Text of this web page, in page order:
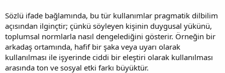
Sözlü ifade bağlamında, bu tür kullanımlar pragmatik dilbilim
açısından ilginçtir; çünkü söyleyen kişinin duygusal yükünü,
toplumsal normlarla nasıl dengelediğini gösterir. Örneğin bir
arkadaş ortamında, hafif bir şaka veya uyarı olarak
kullanılması ile işyerinde ciddi bir eleştiri olarak kullanılması
arasında ton ve sosyal etki farkı büyüktür.